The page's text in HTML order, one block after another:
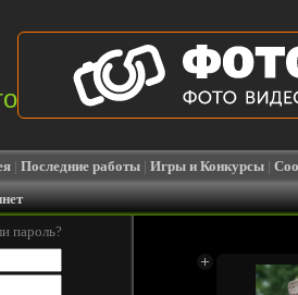
| Последние работы | Игры и Конкурсы |
пароль?